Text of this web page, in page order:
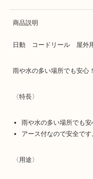
商品説明
日動 コードリール 屋外
雨や水の多い場所でも安心！
〈特長〉
雨や水の多い場所でも安
アース付なので安全です
〈用途〉